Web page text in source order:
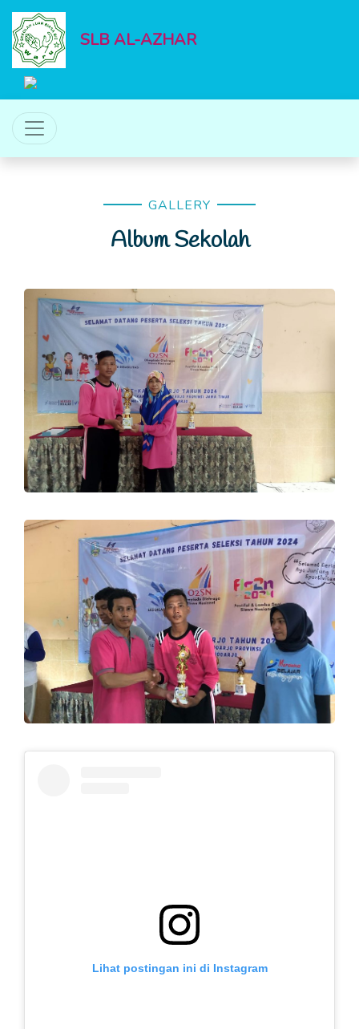
SLB AL-AZHAR
GALLERY
Album Sekolah
Lihat postingan ini di Instagram